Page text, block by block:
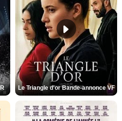
Le Triangle d'or Bande-annonce VF